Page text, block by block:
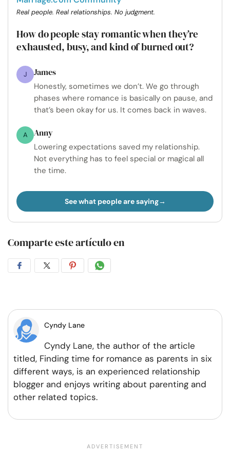
Real people. Real relationships. No judgment.
How do people stay romantic when they’re
exhausted, busy, and kind of burned out?
J James
Honestly, sometimes we don’t. We go through
phases where romance is basically on pause, and
that’s been okay for us. It comes back in waves.
A Anny
Lowering expectations saved my relationship.
Not everything has to feel special or magical all
the time.
See what people are saying
Comparte este artículo en
CompartirCompartirCompartirCompartir
Cyndy Lane
Cyndy Lane, the author of the article
titled, Finding time for romance as parents in six
different ways, is an experienced relationship
blogger and enjoys writing about parenting and
other related topics.